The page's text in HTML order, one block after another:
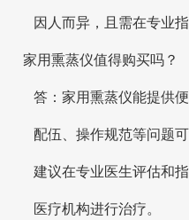
因人而异，且需在专业指
家用熏蒸仪值得购买吗？
答：家用熏蒸仪能提供
配伍、操作规范等问题
建议在专业医生评估和
医疗机构进行治疗。